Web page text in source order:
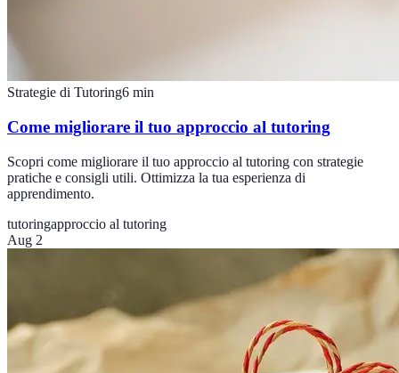
Strategie di Tutoring6 min
Come migliorare il tuo approccio al tutoring
Scopri come migliorare il tuo approccio al tutoring con strategie
pratiche e consigli utili. Ottimizza la tua esperienza di
apprendimento.
tutoringapproccio al tutoring
Aug 2